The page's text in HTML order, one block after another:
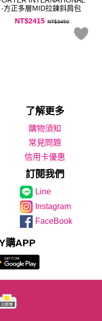
-方正多層MID拉鍊斜肩包
NT$2415 NT$3450
了解更多
購物須知
常見問題
信用卡優惠
訂閱我們
Line
Instagram
FaceBook
購APP